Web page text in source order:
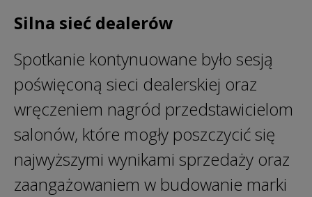
Silna sieć dealerów
Spotkanie kontynuowane było sesją
poświęconą sieci dealerskiej oraz
wręczeniem nagród przedstawicielom
salonów, które mogły poszczycić się
najwyższymi wynikami sprzedaży oraz
zaangażowaniem w budowanie marki